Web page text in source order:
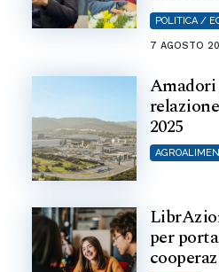
POLITICA /
7 AGOSTO
Amadori
2025
per